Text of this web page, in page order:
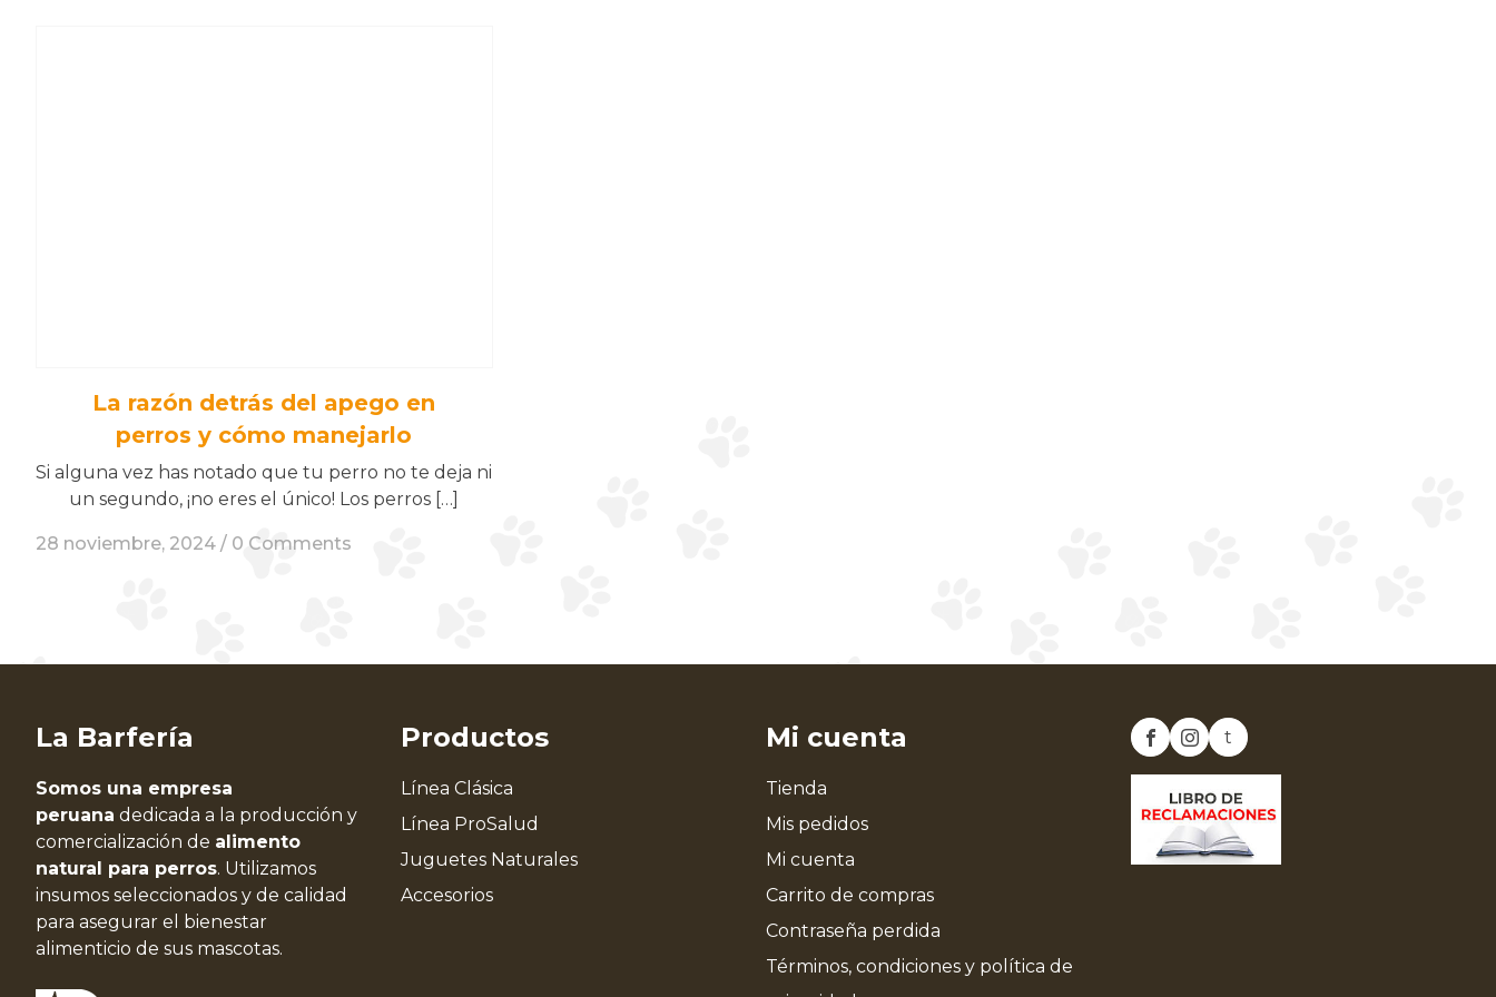
La razón detrás del apego en
perros y cómo manejarlo
Si alguna vez has notado que tu perro no te deja ni
un segundo, ¡no eres el único! Los perros […]
28 noviembre, 2024 / 0 Comments
La Barfería
Somos una empresa
peruana dedicada a la producción y
comercialización de alimento
natural para perros. Utilizamos
insumos seleccionados y de calidad
para asegurar el bienestar
alimenticio de sus mascotas.
Productos
Línea Clásica
Línea ProSalud
Juguetes Naturales
Accesorios
Mi cuenta
Tienda
Mis pedidos
Mi cuenta
Carrito de compras
Contraseña perdida
Términos, condiciones y política de
t